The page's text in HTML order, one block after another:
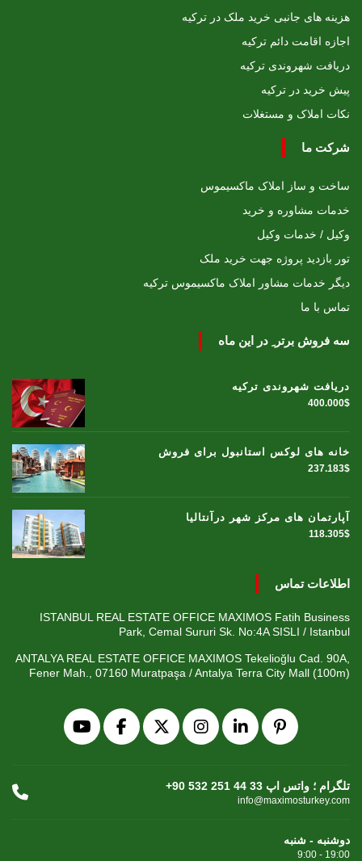
هزینه های جانبی خرید ملک در ترکیه
اجازه اقامت دائم ترکیه
دریافت شهروندی ترکیه
پیش خرید در ترکیه
نکات املاک و مستغلات
شرکت ما
ساخت و ساز املاک ماکسیموس
خدمات مشاوره و خرید
وکیل / خدمات وکیل
تور بازدید پروژه جهت خرید ملک
دیگر خدمات مشاور املاک ماکسیموس ترکیه
تماس با ما
سه فروش برتر ِ در این ماه
دریافت شهروندی ترکیه
400.000$
خانه های لوکس استانبول برای فروش
237.183$
آپارتمان های مرکز شهر درآنتالیا
118.305$
اطلاعات تماس
ISTANBUL REAL ESTATE OFFICE MAXIMOS Fatih Business
Park, Cemal Sururi Sk. No:4A SISLI / Istanbul
ANTALYA REAL ESTATE OFFICE MAXIMOS Tekelioğlu Cad. 90A,
Fener Mah., 07160 Muratpaşa / Antalya Terra City Mall (100m)
+90 532 251 44 33 تلگرام ؛ واتس اپ
info@maximosturkey.com
دوشنبه - شنبه
9:00 - 19:00